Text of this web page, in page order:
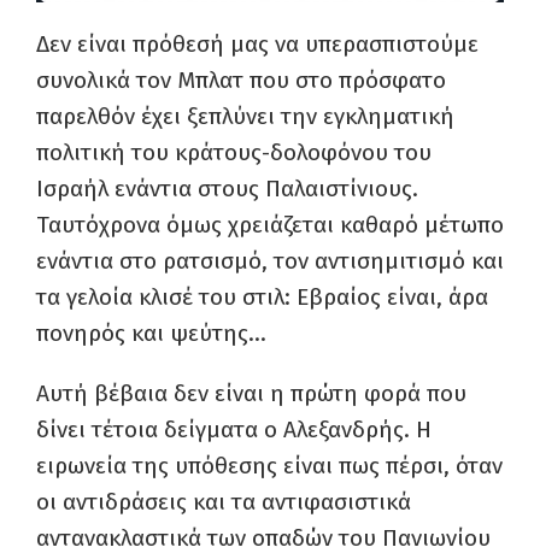
Δεν είναι πρόθεσή μας να υπερασπιστούμε
συνολικά τον Μπλατ που στο πρόσφατο
παρελθόν έχει ξεπλύνει την εγκληματική
πολιτική του κράτους-δολοφόνου του
Ισραήλ ενάντια στους Παλαιστίνιους.
Ταυτόχρονα όμως χρειάζεται καθαρό μέτωπο
ενάντια στο ρατσισμό, τον αντισημιτισμό και
τα γελοία κλισέ του στιλ: Εβραίος είναι, άρα
πονηρός και ψεύτης…
Αυτή βέβαια δεν είναι η πρώτη φορά που
δίνει τέτοια δείγματα ο Αλεξανδρής. Η
ειρωνεία της υπόθεσης είναι πως πέρσι, όταν
οι αντιδράσεις και τα αντιφασιστικά
αντανακλαστικά των οπαδών του Πανιωνίου